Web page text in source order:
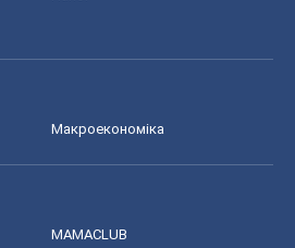
Макроекономіка
MAMACLUB